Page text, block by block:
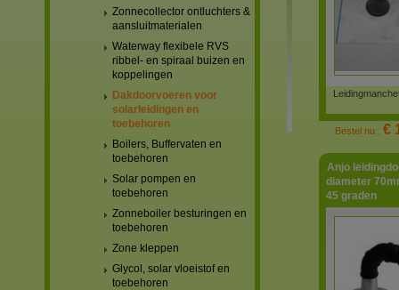
Zonnecollector ontluchters &
aansluitmaterialen
Waterway flexibele RVS
ribbel- en spiraal buizen en
koppelingen
Dakdoorvoeren voor
solarleidingen en
toebehoren
Boilers, Buffervaten en
toebehoren
Solar pompen en
toebehoren
Zonneboiler besturingen en
toebehoren
Zone kleppen
Glycol, solar vloeistof en
toebehoren
Bestel nu : €
Anjo
diameter
45 graden